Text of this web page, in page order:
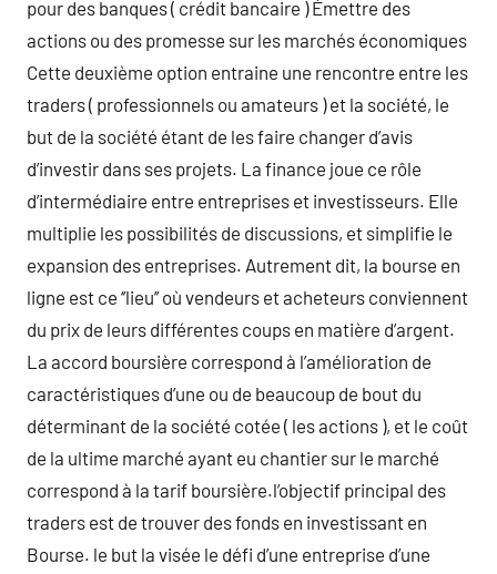
pour des banques ( crédit bancaire ) Émettre des
actions ou des promesse sur les marchés économiques
Cette deuxième option entraine une rencontre entre les
traders ( professionnels ou amateurs ) et la société, le
but de la société étant de les faire changer d’avis
d’investir dans ses projets. La finance joue ce rôle
d’intermédiaire entre entreprises et investisseurs. Elle
multiplie les possibilités de discussions, et simplifie le
expansion des entreprises. Autrement dit, la bourse en
ligne est ce ‘’lieu’’ où vendeurs et acheteurs conviennent
du prix de leurs différentes coups en matière d’argent.
La accord boursière correspond à l’amélioration de
caractéristiques d’une ou de beaucoup de bout du
déterminant de la société cotée ( les actions ), et le coût
de la ultime marché ayant eu chantier sur le marché
correspond à la tarif boursière.l’objectif principal des
traders est de trouver des fonds en investissant en
Bourse. le but la visée le défi d’une entreprise d’une